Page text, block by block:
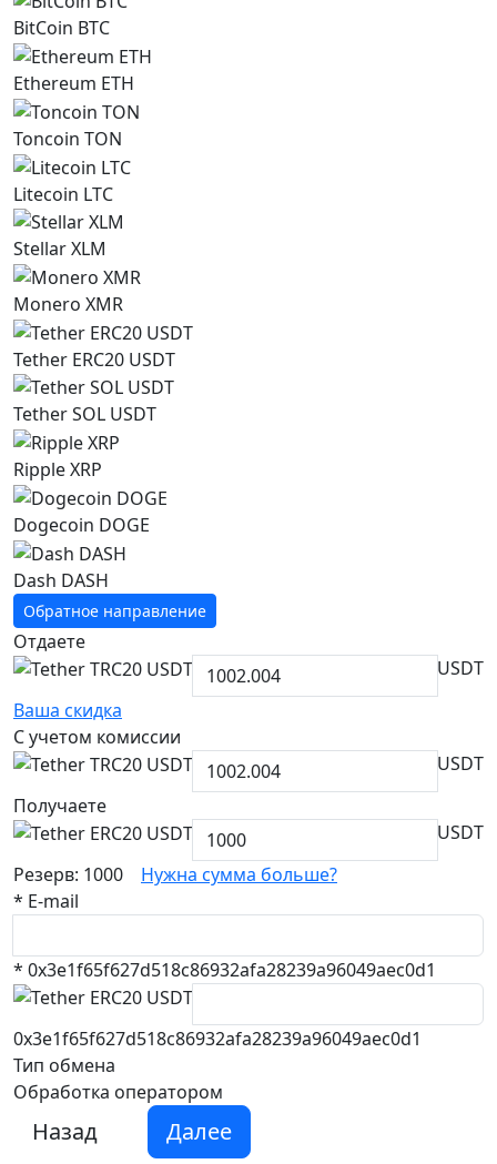
BitCoin BTC
Ethereum ETH
Toncoin TON
Litecoin LTC
Stellar XLM
Monero XMR
Tether ERC20 USDT
Tether SOL USDT
Ripple XRP
Dogecoin DOGE
Dash DASH
Обратное направление
Отдаете
USDT
Ваша скидка
С учетом комиссии
USDT
Получаете
USDT
Резерв: 1000
Нужна сумма больше?
* E-mail
* 0x3e1f65f627d518c86932afa28239a96049aec0d1
0x3e1f65f627d518c86932afa28239a96049aec0d1
Тип обмена
Обработка оператором
Назад Далее